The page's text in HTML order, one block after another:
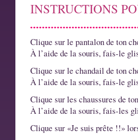
INSTRUCTIONS
Clique sur le pantalon de ton
À l’aide de la souris, fais-le
Clique sur le chandail de ton
À l’aide de la souris, fais-le
Clique sur les chaussures de
À l’aide de la souris, fais-les
Clique sur «Je suis prête !!»